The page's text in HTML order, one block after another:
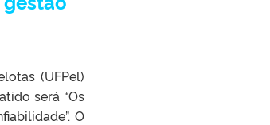
(UFPel)
será “Os
O